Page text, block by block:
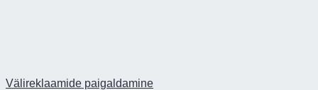
Välireklaamide paigaldamine